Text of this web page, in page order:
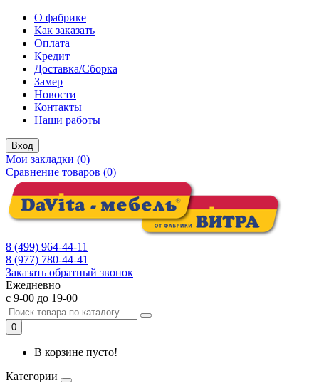
О фабрике
Как заказать
Оплата
Кредит
Доставка/Сборка
Замер
Новости
Контакты
Наши работы
Вход
Мои закладки (0)
Сравнение товаров (0)
8 (499) 964-44-11
8 (977) 780-44-41
Заказать обратный звонок
Ежедневно
с 9-00 до 19-00
0
В корзине пусто!
Категории